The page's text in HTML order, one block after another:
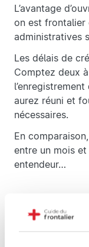
L’avantage
on est frontalier
administratives
Les délais de
Comptez deux
aurez réuni et
nécessaires.
En
entre un mois et
entendeur…
Suisse